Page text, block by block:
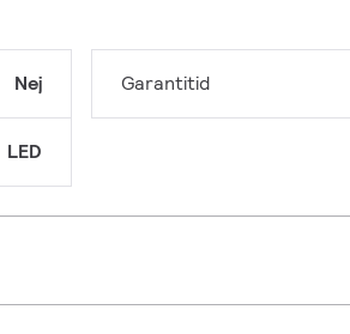
Nej
LED
Garantitid